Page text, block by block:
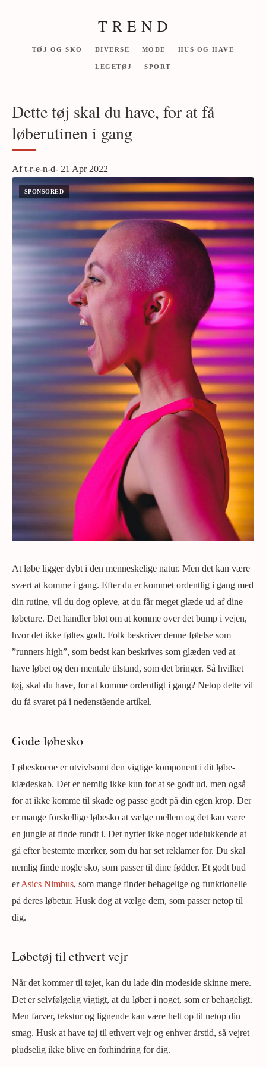
T R E N D
TØJ OG SKO DIVERSE MODE HUS OG HAVE
LEGETØJ SPORT
Dette tøj skal du have, for at få
løberutinen i gang
Af t-r-e-n-d- 21 Apr 2022
At løbe ligger dybt i den menneskelige natur. Men det kan være
svært at komme i gang. Efter du er kommet ordentlig i gang med
din rutine, vil du dog opleve, at du får meget glæde ud af dine
løbeture. Det handler blot om at komme over det bump i vejen,
hvor det ikke føltes godt. Folk beskriver denne følelse som
”runners high”, som bedst kan beskrives som glæden ved at
have løbet og den mentale tilstand, som det bringer. Så hvilket
tøj, skal du have, for at komme ordentligt i gang? Netop dette vil
du få svaret på i nedenstående artikel.
Gode løbesko
Løbeskoene er utvivlsomt den vigtige komponent i dit løbe-
klædeskab. Det er nemlig ikke kun for at se godt ud, men også
for at ikke komme til skade og passe godt på din egen krop. Der
er mange forskellige løbesko at vælge mellem og det kan være
en jungle at finde rundt i. Det nytter ikke noget udelukkende at
gå efter bestemte mærker, som du har set reklamer for. Du skal
nemlig finde nogle sko, som passer til dine fødder. Et godt bud
erAsics Nimbus, som mange finder behagelige og funktionelle
på deres løbetur. Husk dog at vælge dem, som passer netop til
dig.
Løbetøj til ethvert vejr
Når det kommer til tøjet, kan du lade din modeside skinne mere.
Det er selvfølgelig vigtigt, at du løber i noget, som er behageligt.
Men farver, tekstur og lignende kan være helt op til netop din
smag. Husk at have tøj til ethvert vejr og enhver årstid, så vejret
pludselig ikke blive en forhindring for dig.